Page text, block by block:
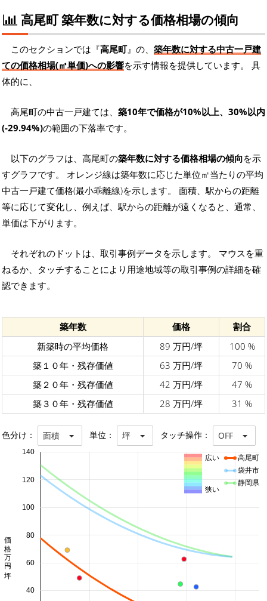
高尾町 築年数に対する価格相場の傾向
このセクションでは『高尾町』の、 築年数に対する中古一戸建
ての価格相場(㎡単価)への影響を示す情報を提供しています。 具
体的に、
高尾町の中古一戸建ては、 築10年で価格が10%以上、30%以内
(-29.94%)の範囲の下落率です。
以下のグラフは、高尾町の築年数に対する価格相場の傾向を示
すグラフです。 オレンジ線は築年数に応じた単位㎡当たりの平均
中古一戸建て価格(最小乖離線)を示します。 面積、駅からの距離
等に応じて変化し、例えば、駅からの距離が遠くなると、通常、
単価は下がります。
それぞれのドットは、取引事例データを示します。 マウスを重
ねるか、タッチすることにより用途地域等の取引事例の詳細を確
認できます。
築年数 価格
割合
新築時の平均価格
89 万円/坪
100 %
築１０年・残存価値
63 万円/坪
70 %
築２０年・残存価値
42 万円/坪
47 %
築３０年・残存価値
28 万円/坪 31 %
色分け： 面積 単位： 坪 タッチ操作： OFF
40
60
80
100
120
140
価格 万円/坪
高尾町
袋井市
静岡県
広い
狭い